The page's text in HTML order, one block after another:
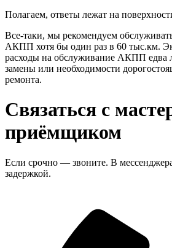
Полагаем, ответы лежат на
Все-таки, мы рекомендуем
АКПП хотя бы один раз в 60 тыс.км.
расходы на обслуживание АКПП едва
замены или необходимости
ремонта.
Связаться с
приёмщиком
Если срочно — звоните. В
задержкой.